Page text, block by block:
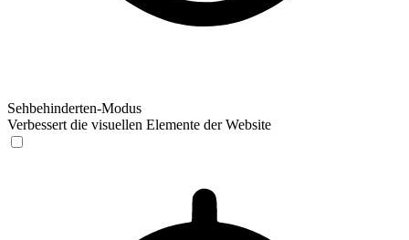
Sehbehinderten-Modus
Verbessert die visuellen Elemente der Website